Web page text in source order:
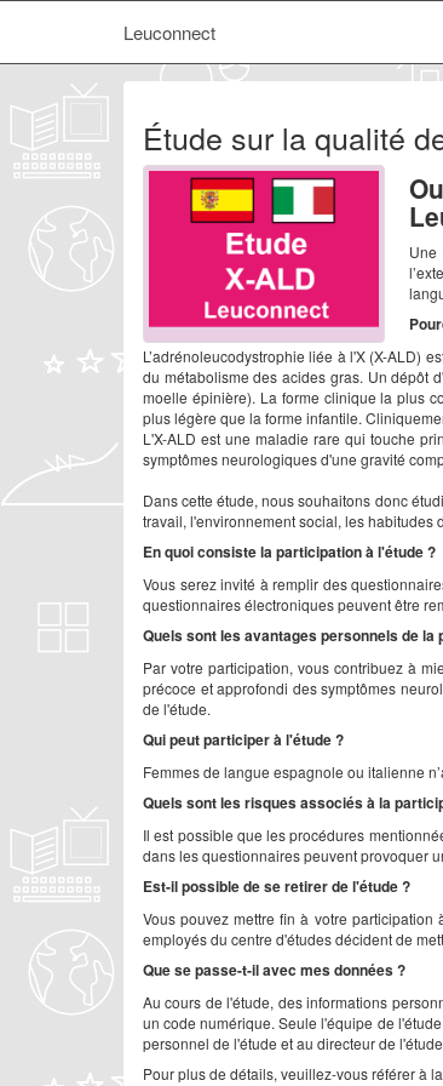
Leuconnect
Étude sur la qualité
Une
L’adrénoleucodystrophie liée à l'X (X-ALD)
du métabolisme des acides gras. Un dépôt
moelle épinière). La forme clinique la plus
plus légère que la forme infantile.
L'X-ALD est une maladie rare qui touche
symptômes neurologiques d'une gravité
Dans cette étude, nous souhaitons donc
travail, l'environnement social, les habitudes
En quoi consiste la participation à l'étude ?
Vous serez invité à remplir des
questionnaires électroniques peuvent être
Quels sont les avantages personnels de la
Par votre participation, vous contribuez à
précoce et approfondi des symptômes
de l'étude.
Qui peut participer à l'étude ?
Femmes de langue espagnole ou italienne
Quels sont les risques associés à la
Il est possible que les procédures
dans les questionnaires peuvent provoquer
Est-il possible de se retirer de l'étude ?
Vous pouvez mettre fin à votre
employés du centre d'études décident de
Que se passe-t-il avec mes données ?
Au cours de l'étude, des informations
un code numérique. Seule l'équipe de
personnel de l'étude et au directeur de
Pour plus de détails, veuillez-vous référer à